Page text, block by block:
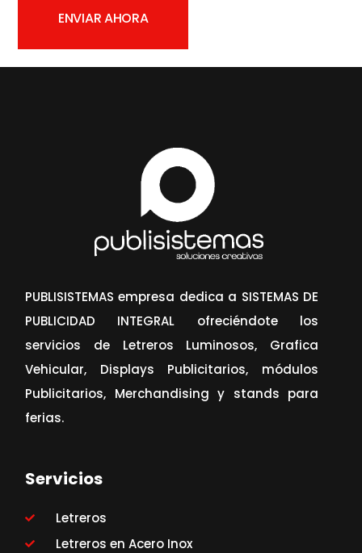
ENVIAR AHORA
PUBLISISTEMAS empresa dedica a SISTEMAS DE
PUBLICIDAD INTEGRAL ofreciéndote los
servicios de Letreros Luminosos, Grafica
Vehicular, Displays Publicitarios, módulos
Publicitarios, Merchandising y stands para
ferias.
Servicios
Letreros
Letreros en Acero Inox